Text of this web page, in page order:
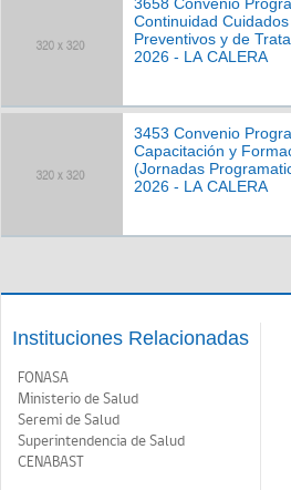
Continuidad Cuidados
Preventivos y de
2026 - LA CALERA
3453 Convenio
Capacitación y
(Jornadas
2026 - LA CALERA
Instituciones Relacionadas
FONASA
Ministerio de Salud
Seremi de Salud
Superintendencia de Salud
CENABAST